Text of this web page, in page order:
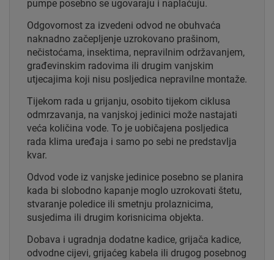
pumpe posebno se ugovaraju i naplaćuju.
Odgovornost za izvedeni odvod ne obuhvaća
naknadno začepljenje uzrokovano prašinom,
nečistoćama, insektima, nepravilnim održavanjem,
građevinskim radovima ili drugim vanjskim
utjecajima koji nisu posljedica nepravilne montaže.
Tijekom rada u grijanju, osobito tijekom ciklusa
odmrzavanja, na vanjskoj jedinici može nastajati
veća količina vode. To je uobičajena posljedica
rada klima uređaja i samo po sebi ne predstavlja
kvar.
Odvod vode iz vanjske jedinice posebno se planira
kada bi slobodno kapanje moglo uzrokovati štetu,
stvaranje poledice ili smetnju prolaznicima,
susjedima ili drugim korisnicima objekta.
Dobava i ugradnja dodatne kadice, grijača kadice,
odvodne cijevi, grijaćeg kabela ili drugog posebnog